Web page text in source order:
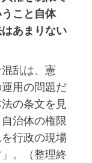
こと自体
あまりない
乱は、憲
用の問題だ
の条文を見
治体の権限
行政の現場
。（整理終